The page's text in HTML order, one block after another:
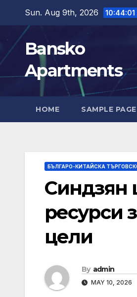
content
Sun. Aug 9th, 2026 10:44:02
Bansko
Apartments
HOME SAMPLE PAGE
БЪЛГАРО-КИТАЙСКА
Синдзян
ресурси
цели
By admin
MAY 10, 2026